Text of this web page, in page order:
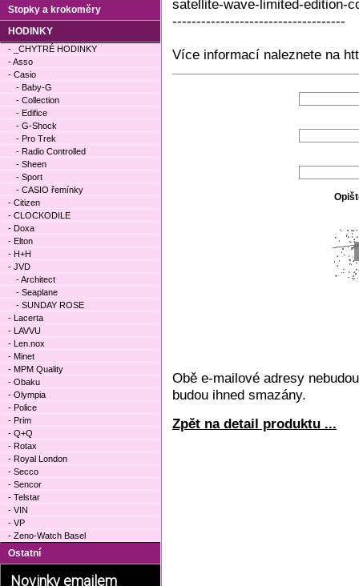
satellite-wave-limited-edition-
------------------------------------
Více informací naleznete na
Obě e-mailové adresy
budou ihned smazány.
Zpět na detail produktu ...
Stopky a krokoměry
HODINKY
- _CHYTRÉ HODINKY
- Asso
- Casio
- Baby-G
- Collection
- Edifice
- G-Shock
- Pro Trek
- Radio Controlled
- Sheen
- Sport
- CASIO řemínky
- Citizen
- CLOCKODILE
- Doxa
- Elton
- H+H
- JVD
- Architect
- Seaplane
- SUNDAY ROSE
- Lacerta
- LAVVU
- Len.nox
- Minet
- MPM Quality
- Obaku
- Olympia
- Police
- Prim
- Q+Q
- Rotax
- Royal London
- Secco
- Sencor
- Telstar
- VIN
- VP
- Zeno-Watch Basel
Ostatní
Novinky emailem